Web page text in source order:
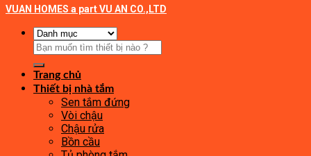
VUAN HOMES a part VU AN CO.,LTD
Tìm
kiếm:
Trang chủ
Thiết bị nhà tắm
Sen tắm đứng
Vòi chậu
Chậu rửa
Bồn cầu